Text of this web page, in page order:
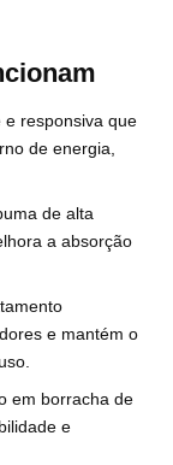
e responsiva que
de energia,
de alta
a absorção
e mantém o
em borracha de
e